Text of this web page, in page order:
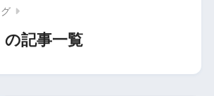
の記事一覧